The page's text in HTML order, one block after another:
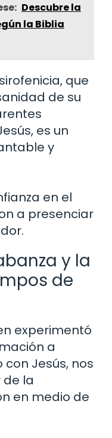
Descubre la
la Biblia
que
de su
es un
y
en el
a presenciar
y la
de
experimentó
a
Jesús, nos
la
en medio de